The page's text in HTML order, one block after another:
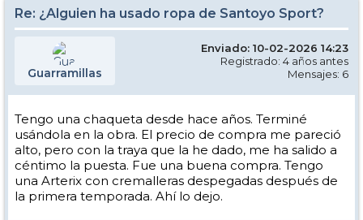
Re: ¿Alguien ha usado ropa de Santoyo Sport?
Guarramillas
Enviado: 10-02-2026 14:23
Registrado: 4 años antes
Mensajes: 6
Tengo una chaqueta desde hace años. Terminé
usándola en la obra. El precio de compra me pareció
alto, pero con la traya que la he dado, me ha salido a
céntimo la puesta. Fue una buena compra. Tengo
una Arterix con cremalleras despegadas después de
la primera temporada. Ahí lo dejo.